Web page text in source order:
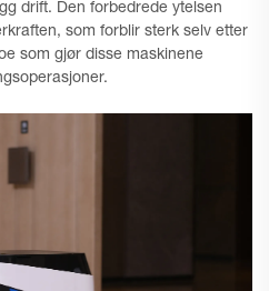
drift. Den forbedrede ytelsen
som forblir sterk selv etter
som gjør disse maskinene